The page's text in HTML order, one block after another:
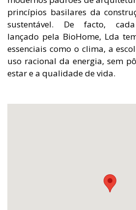
princípios basilares da
sustentável. De facto, cada
lançado pela BioHome, Lda
essenciais como o clima, a
uso racional da energia, sem
estar e a qualidade de vida.